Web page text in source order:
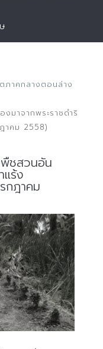
ภาคกลางตอนล่าง
มาจากพระราชดำริ
าคม 2558)
พืชสวนอัน
แร้ง
กฎาคม